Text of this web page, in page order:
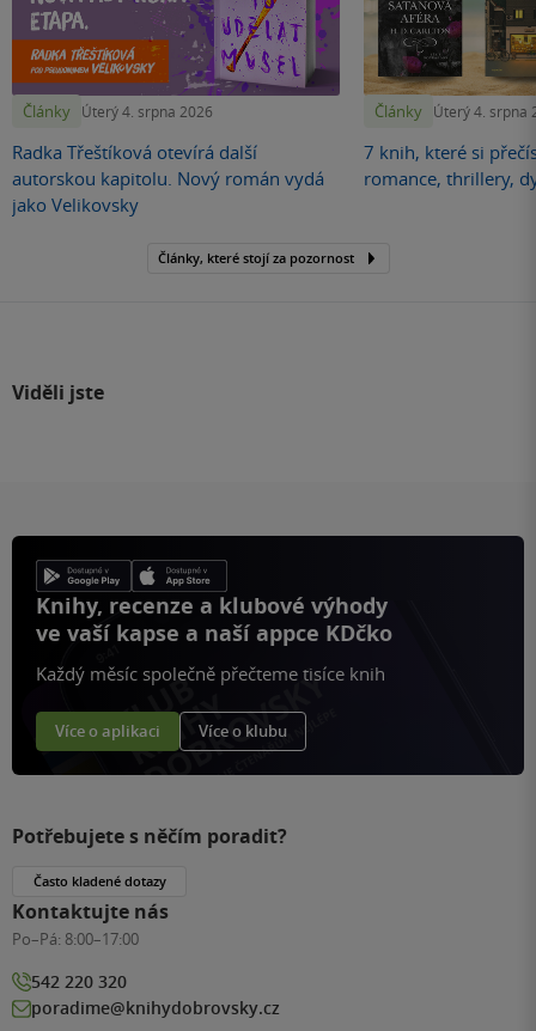
Články Úterý 4. srpna 2026
Radka Třeštíková otevírá další
autorskou kapitolu. Nový román vydá
jako Velikovsky
Články Úterý 4. srpna
7 knih, které si
romance, thrillery,
Články, které stojí za pozornost
Viděli jste
Knihy, recenze a klubové výhody
ve vaší kapse a naší appce KDčko
Každý měsíc společně přečteme tisíce knih
Více o aplikaci Více o klubu
Potřebujete s něčím poradit?
Často kladené dotazy
Kontaktujte nás
Po–Pá: 8:00–17:00
542 220 320
poradime@knihydobrovsky.cz